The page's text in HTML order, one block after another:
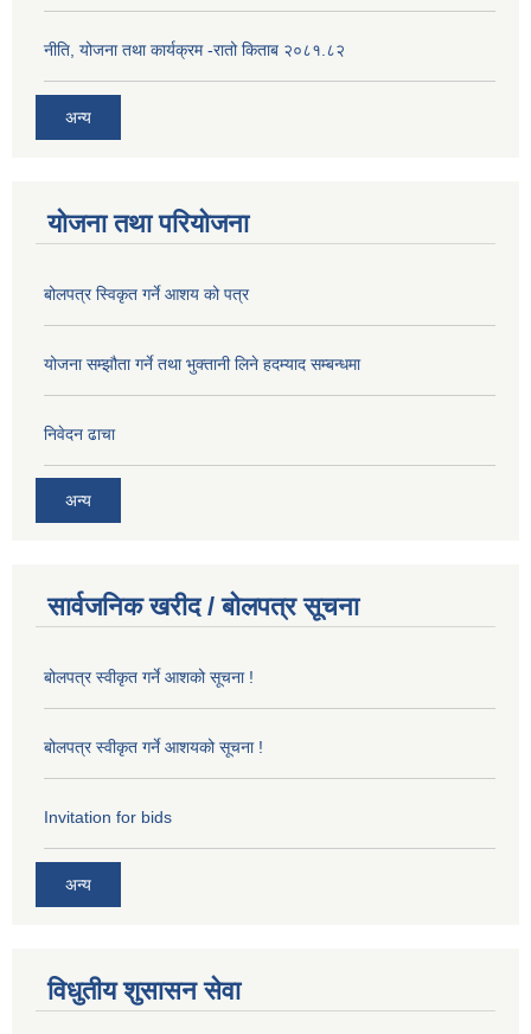
नीति, योजना तथा कार्यक्रम -रातो किताब २०८१.८२
अन्य
योजना तथा परियोजना
बोलपत्र स्विकृत गर्ने आशय को पत्र
योजना सम्झौता गर्ने तथा भुक्तानी लिने हदम्याद सम्बन्धमा
निवेदन ढाचा
अन्य
सार्वजनिक खरीद / बोलपत्र सूचना
बोलपत्र स्वीकृत गर्ने आशको सूचना !
बोलपत्र स्वीकृत गर्ने आशयको सूचना !
Invitation for bids
अन्य
विधुतीय शुसासन सेवा